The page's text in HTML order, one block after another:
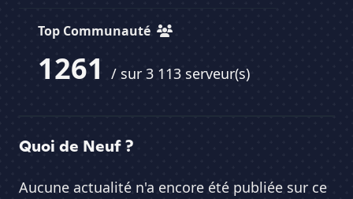
Top Communauté
1261 / sur 3 113 serveur(s)
Quoi de Neuf ?
Aucune actualité n'a encore été publiée sur ce